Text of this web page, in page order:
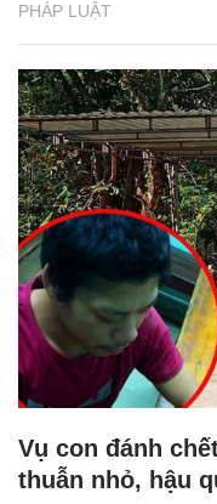
PHÁP LUẬT
Vụ con đánh
thuẫn nhỏ, hậu